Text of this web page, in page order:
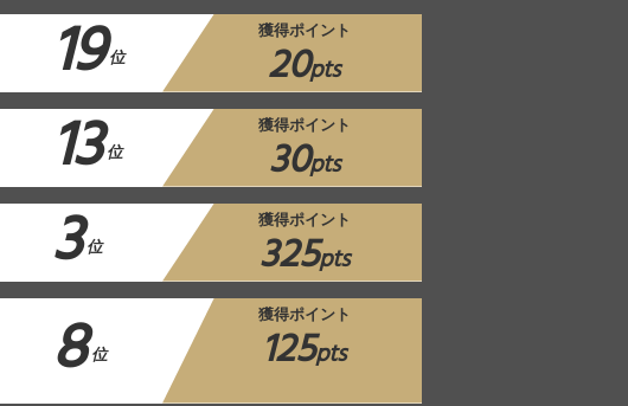
19位
獲得ポイント
20pts
13 位
獲得ポイント
30pts
3 位
獲得ポイント
325pts
8 位
獲得ポイント
125pts